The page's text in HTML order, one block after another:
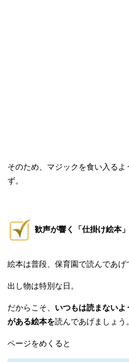
そのため、マジックを食い入る
ず。
歓声が響く「仕掛け絵本」
絵本は普段、保育園で読んであげ
出し物は特別な日。
だからこそ、 いつもは読まない
がある絵本を読んであげましょう
ページをめくると